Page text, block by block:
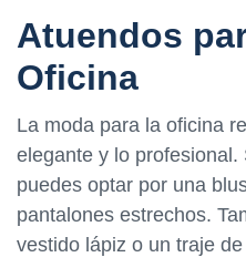
Atuendos
Oficina
La moda para la oficina
elegante y lo
puedes optar por una
pantalones estrechos.
vestido lápiz o un traje